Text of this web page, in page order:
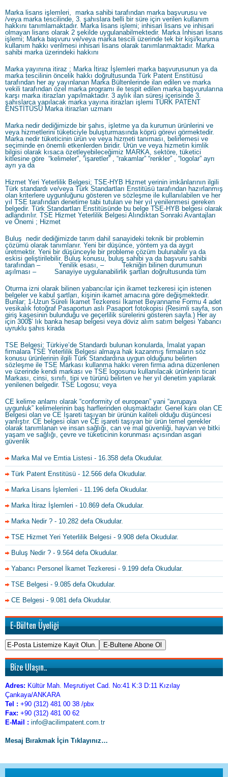
Marka lisans işlemleri, marka sahibi tarafından marka başvurusu ve
/veya marka tescilinde, 3. şahıslara belli bir süre için verilen kullanım
hakkını tanımlamaktadır. Marka lisans işlemi; inhisari lisans ve inhisari
olmayan lisans olarak 2 şekilde uygulanabilmektedir. Marka İnhisari lisans
işlemi; Marka başvuru ve/veya marka tescili üzerinde tek bir kişi/kuruma
kullanım hakkı verilmesi inhisari lisans olarak tanımlanmaktadır. Marka
sahibi marka üzerindeki hakkını
Marka yayınına itiraz ; Marka İtiraz İşlemleri marka başvurusunun ya da
marka tescilinin öncelik hakkı doğrultusunda Türk Patent Enstitüsü
tarafından her ay yayınlanan Marka Bültenlerinde ilan edilen ve marka
vekili tarafından özel marka programı ile tespit edilen marka başvurularına
karşı marka itirazları yapılmaktadır. 3 aylık ilan süresi içerisinde 3.
şahıslarca yapılacak marka yayına itirazları işlemi TÜRK PATENT
ENSTİTÜSÜ Marka itirazları uzmanı
Marka nedir dediğimizde bir şahıs, işletme ya da kurumun ürünlerini ve
veya hizmetlerini tüketiciyle buluşturmasında köprü görevi görmektedir.
Marka nedir tüketicinin ürün ve veya hizmeti tanıması, belirlemesi ve
seçiminde en önemli etkenlerden biridir. Ürün ve veya hizmetin kimlik
bilgisi olarak kısaca özetleyebileceğimiz MARKA, sektöre, tüketici
kitlesine göre “kelimeler”, “işaretler” , “rakamlar” “renkler” , “logolar” ayrı
ayrı ya da
Hizmet Yeri Yeterlilik Belgesi; TSE-HYB Hizmet yerinin imkânlarının ilgili
Türk standardı ve/veya Türk Standartları Enstitüsü tarafından hazırlanmış
olan kriterlere uygunluğunu gösteren ve sözleşme ile kullanılabilen ve her
yıl TSE tarafından denetime tabi tutulan ve her yıl yenilenmesi gereken
belgedir. Türk Standartları Enstitüsünde bu belge TSE-HYB belgesi olarak
adlandırılır. TSE Hizmet Yeterlilik Belgesi Alındıktan Sonraki Avantajları
ve Önemi ; Hizmet
Buluş nedir dediğimizde tarım dahil sanayideki teknik bir problemin
çözümü olarak tanımlanır. Yeni bir düşünce, yöntem ya da aygıt
üretmektir. Yeni bir düşünceyle bir probleme çözüm bulunabilir ya da
eskisi geliştirilebilir. Buluş konusu, buluş sahibi ya da başvuru sahibi
tarafından – Yenilik esası, – Tekniğin bilinen durumunun
aşılması – Sanayiye uygulanabilirlik şartları doğrultusunda tüm
Oturma izni olarak bilinen yabancılar için ikamet tezkeresi için istenen
belgeler ve kabul şartları, kişinin ikamet amacına göre değişmektedir.
Bunlar; 1-Uzun Süreli İkamet Tezkeresi İkamet Beyanname Formu 4 adet
vesikalık fotoğraf Pasaportun aslı Pasaport fotokopisi (Resimli sayfa, son
giriş kaşesinin bulunduğu ve geçerlilik sürelerini gösteren sayfa.) Her ay
için 300$’ lık banka hesap belgesi veya döviz alım satım belgesi Yabancı
uyruklu şahıs kirada
TSE Belgesi; Türkiye’de Standardı bulunan konularda, İmalat yapan
firmalara TSE Yeterlilik Belgesi almaya hak kazanmış firmaların söz
konusu ürünlerinin ilgili Türk Standardına uygun olduğunu belirten
sözleşme ile TSE Markası kullanma hakkı veren firma adına düzenlenen
ve üzerinde kendi markası ve TSE logosunu kullanılacak ürünlerin ticari
Markası, cinsi, sınıfı, tipi ve türünü belirten ve her yıl denetim yapılarak
yenilenen belgedir. TSE Logosu; veya
CE kelime anlamı olarak “conformity of european” yani “avrupaya
uygunluk” kelimelerinin baş harflerinden oluşmaktadır. Genel kanı olan CE
Belgesi olan ve CE İşareti taşıyan bir ürünün kaliteli olduğu düşüncesi
yanlıştır. CE belgesi olan ve CE işareti taşıyan bir ürün temel gerekler
olarak tanımlanan ve insan sağlığı, can ve mal güvenliği, hayvan ve bitki
yaşam ve sağlığı, çevre ve tüketicinin korunması açısından asgari
güvenlik
Marka Mal ve Emtia Listesi - 16.358 defa Okudular.
Türk Patent Enstitüsü - 12.566 defa Okudular.
Marka Lisans İşlemleri - 11.196 defa Okudular.
Marka İtiraz İşlemleri - 10.869 defa Okudular.
Marka Nedir ? - 10.282 defa Okudular.
TSE Hizmet Yeri Yeterlilik Belgesi - 9.908 defa Okudular.
Buluş Nedir ? - 9.564 defa Okudular.
Yabancı Personel İkamet Tezkeresi - 9.199 defa Okudular.
TSE Belgesi - 9.085 defa Okudular.
CE Belgesi - 9.081 defa Okudular.
E-Bülten Üyeliği
Bize Ulaşın..
Adres: Kültür Mah. Meşrutiyet Cad. No:41 K:3 D:11 Kızılay
Çankaya/ANKARA
Tel : +90 (312) 481 00 38 /pbx
Fax: +90 (312) 481 00 62
E-Mail : info@acilimpatent.com.tr
Mesaj Bırakmak İçin Tıklayınız…